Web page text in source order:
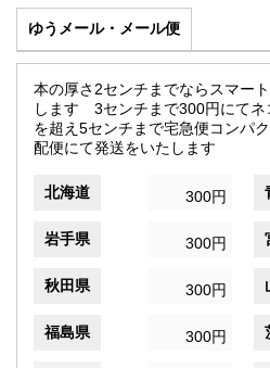
ゆうメール・メール便
本の厚さ2センチまでならスマー
します 3センチまで300円にて
を超え5センチまで宅急便コンパ
配便にて発送をいたします
北海道 300円
岩手県 300円
秋田県 300円
福島県 300円